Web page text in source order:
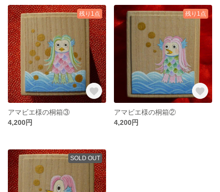
残り1点
アマビエ様の桐箱③
4,200円
残り1点
アマビエ様の桐箱②
4,200円
SOLD OUT